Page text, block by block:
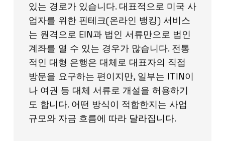
있는 경로가 있습니다. 대표적으로 미국 사
업자를 위한 핀테크(온라인 뱅킹) 서비스
는 원격으로 EIN과 법인 서류만으로 법인
계좌를 열 수 있는 경우가 많습니다. 전통
적인 대형 은행은 대체로 대표자의 직접
방문을 요구하는 편이지만, 일부는 ITIN이
나 여권 등 대체 서류로 개설을 허용하기
도 합니다. 어떤 방식이 적합한지는 사업
규모와 자금 흐름에 따라 달라집니다.